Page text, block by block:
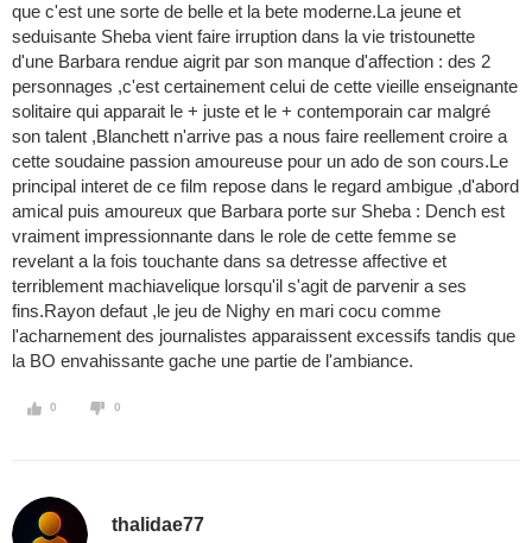
que c'est une sorte de belle et la bete moderne.La jeune et
seduisante Sheba vient faire irruption dans la vie tristounette
d'une Barbara rendue aigrit par son manque d'affection : des 2
personnages ,c'est certainement celui de cette vieille enseignante
solitaire qui apparait le + juste et le + contemporain car malgré
son talent ,Blanchett n'arrive pas a nous faire reellement croire a
cette soudaine passion amoureuse pour un ado de son cours.Le
principal interet de ce film repose dans le regard ambigue ,d'abord
amical puis amoureux que Barbara porte sur Sheba : Dench est
vraiment impressionnante dans le role de cette femme se
revelant a la fois touchante dans sa detresse affective et
terriblement machiavelique lorsqu'il s'agit de parvenir a ses
fins.Rayon defaut ,le jeu de Nighy en mari cocu comme
l'acharnement des journalistes apparaissent excessifs tandis que
la BO envahissante gache une partie de l'ambiance.
0 0
thalidae77